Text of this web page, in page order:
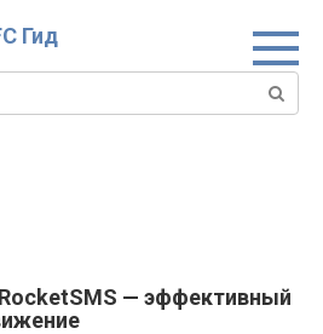
Гид
— эффективный